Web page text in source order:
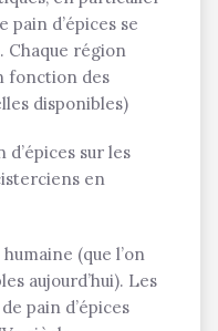
pain d’épices se
Chaque région
fonction des
disponibles)
sur les
en
(que l’on
aujourd’hui). Les
pain d’épices